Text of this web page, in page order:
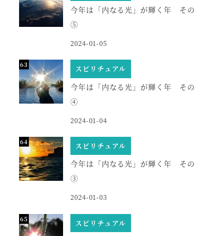
今年は「内なる光」が輝く年 その
⑤
2024-01-05
スピリチュアル
今年は「内なる光」が輝く年 その
④
2024-01-04
スピリチュアル
今年は「内なる光」が輝く年 その
③
2024-01-03
スピリチュアル